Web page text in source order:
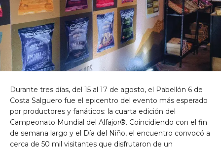
Durante tres días, del 15 al 17 de agosto, el Pabellón 6 de
Costa Salguero fue el epicentro del evento más esperado
por productores y fanáticos: la cuarta edición del
Campeonato Mundial del Alfajor®. Coincidiendo con el fin
de semana largo y el Día del Niño, el encuentro convocó a
cerca de 50 mil visitantes que disfrutaron de un